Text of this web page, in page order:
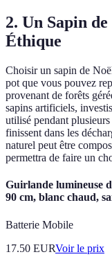
2. Un Sapin
Éthique
Choisir un sapin de
pot que vous pouvez
provenant de forêts
sapins artificiels,
utilisé pendant
finissent dans les
naturel peut être
permettra de faire un
Guirlande lumineuse
90 cm, blanc chaud,
Batterie Mobile
17.50 EURVoir le prix